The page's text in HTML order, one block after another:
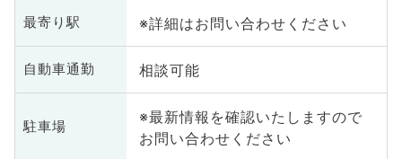
最寄り駅 ※詳細はお問い合わせください
自動車通勤 相談可能
駐車場
※最新情報を確認いたしますので
お問い合わせください